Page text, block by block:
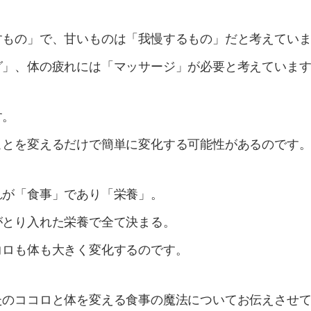
の」で、甘いものは「我慢するもの」だと考えてい
、体の疲れには「マッサージ」が必要と考えていま
を変えるだけで簡単に変化する可能性があるのです。
「食事」であり「栄養」。
り入れた栄養で全て決まる。
も体も大きく変化するのです。
ココロと体を変える食事の魔法についてお伝えさせ